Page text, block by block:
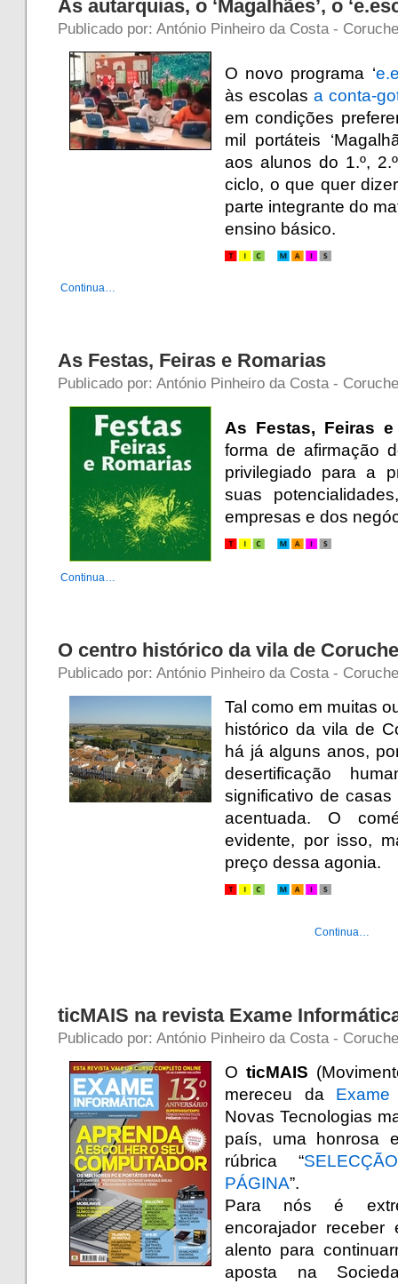
As autarquias, o ‘Magalhães’, o
Publicado por: António Pinheiro da Costa -
O novo programa ‘
às escolas a conta-
em condições
mil portáteis
aos alunos do 1.º,
ciclo, o que quer
parte integrante do
ensino básico.
Continua…
As Festas, Feiras e Romarias
Publicado por: António Pinheiro da Costa -
As Festas, Feiras e
forma de afirmação
privilegiado para a
suas
empresas e dos
Continua…
O centro histórico da vila de Coruche
Publicado por: António Pinheiro da Costa -
Tal como em muitas
histórico da vila de
há já alguns anos,
desertificação
significativo de
acentuada. O
evidente, por isso,
preço dessa agonia.
Continua…
ticMAIS na revista Exame
Publicado por: António Pinheiro da Costa -
O ticMAIS
mereceu da Exame
Novas Tecnologias
país, uma honrosa
rúbrica “
PÁGINA”.
Para nós é
encorajador
alento para
aposta na